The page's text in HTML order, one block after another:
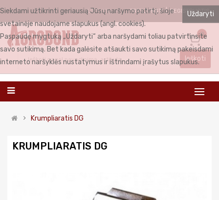
LIETUVIŲ PRISIJUNGTI REGISTRUOTIS
0
Ieškoti
Krumpliaratis DG
KRUMPLIARATIS DG
Uždaryti
Siekdami užtikrinti geriausią Jūsų naršymo patirtį, šioje
svetainėje naudojame slapukus (angl. cookies).
Paspaudę mygtuką „Uždaryti“ arba naršydami toliau patvirtinsite
savo sutikimą. Bet kada galėsite atšaukti savo sutikimą pakeisdami
interneto naršyklės nustatymus ir ištrindami įrašytus slapukus.